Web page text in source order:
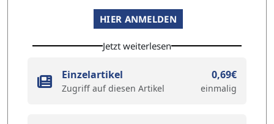
HIER ANMELDEN
Jetzt weiterlesen
Einzelartikel
Zugriff auf diesen Artikel
0,69€
einmalig